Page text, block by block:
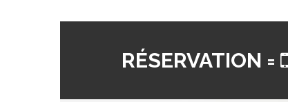
RÉSERVATION =